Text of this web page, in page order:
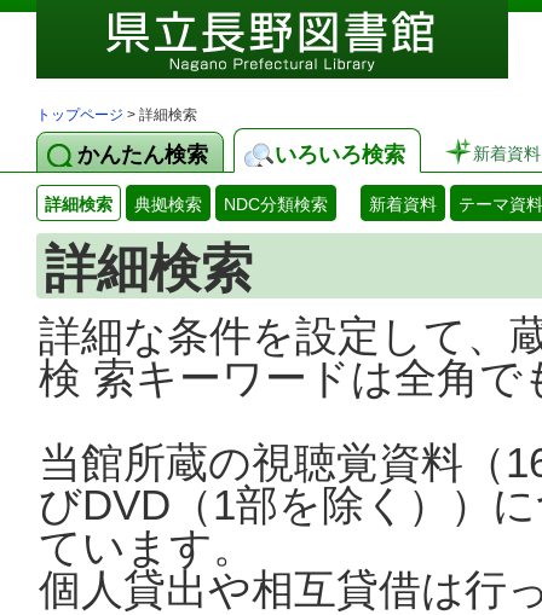
トップページ > 詳細検索
かんたん検索 いろいろ検索 新着資料
詳細検索 典拠検索 NDC分類検索 新着資料 テーマ資料
詳細検索
詳細な条件を設定して、
検 索キーワードは全角
当館所蔵の視聴覚資料（
びDVD（1部を除く））
ています。
個人貸出や相互貸借は行